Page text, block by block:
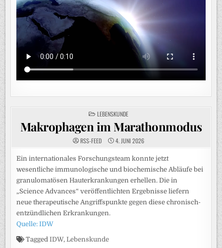
POSTED
IN
LEBENSKUNDE
Makrophagen im Marathonmodus
RSS-FEED 4. JUNI 2026
Ein internationales Forschungsteam konnte jetzt
wesentliche immunologische und biochemische Abläufe bei
granulomatösen Hauterkrankungen erhellen. Die in
„Science Advances“ veröffentlichten Ergebnisse liefern
neue therapeutische Angriffspunkte gegen diese chronisch-
entzündlichen Erkrankungen.
Quelle: IDW
TaggedIDW,Lebenskunde